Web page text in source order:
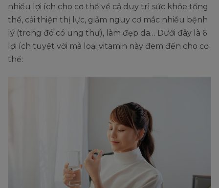
nhiều lợi ích cho cơ thể về cả duy trì sức khỏe tổng
thể, cải thiện thị lực, giảm nguy cơ mắc nhiều bệnh
lý (trong đó có ung thư), làm đẹp da… Dưới đây là 6
lợi ích tuyệt vời mà loại vitamin này đem đến cho cơ
thể: